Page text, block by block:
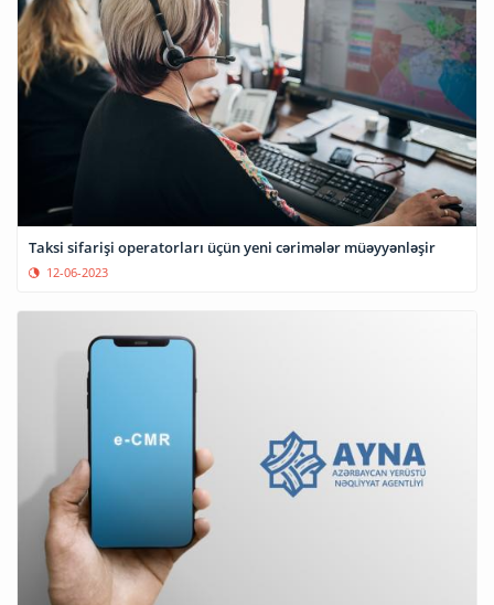
Taksi sifarişi operatorları üçün yeni cərimələr müəyyənləşir
12-06-2023